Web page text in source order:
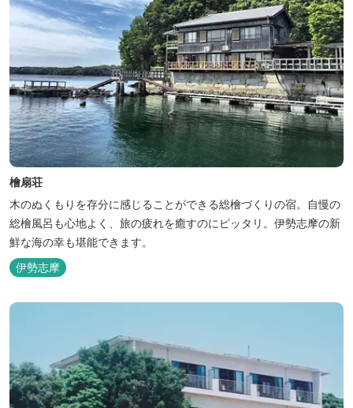
檜扇荘
木のぬくもりを存分に感じることができる総檜づくりの宿。自慢の
総檜風呂も心地よく、旅の疲れを癒すのにピッタリ。伊勢志摩の新
鮮な海の幸も堪能できます。
伊勢志摩